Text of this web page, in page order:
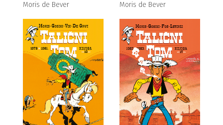
Moris de Bever Moris de Bever